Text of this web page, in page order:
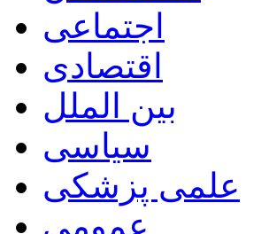
اجتماعی
اقتصادی
بین الملل
سیاسی
علمی پزشکی
عمومی